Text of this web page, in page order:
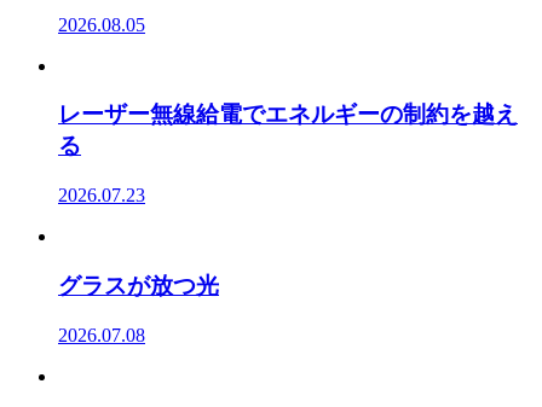
2026.08.05
レーザー無線給電でエネルギーの制約を越え
る
2026.07.23
グラスが放つ光
2026.07.08